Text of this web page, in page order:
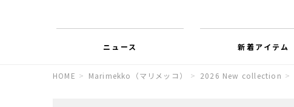
ニュース 新着アイテム
HOME > Marimekko（マリメッコ） > 2026 New collection >